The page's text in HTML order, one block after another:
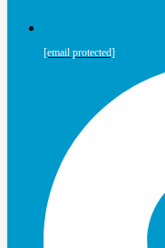
[email protected]